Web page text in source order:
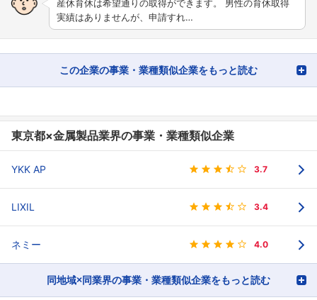
産休育休は希望通りの取得ができます。 男性の育休取得
実績はありませんが、申請すれ…
この企業の事業・業種類似企業をもっと読む
東京都×金属製品業界の事業・業種類似企業
YKK AP 3.7
LIXIL 3.4
ネミー 4.0
同地域×同業界の事業・業種類似企業をもっと読む